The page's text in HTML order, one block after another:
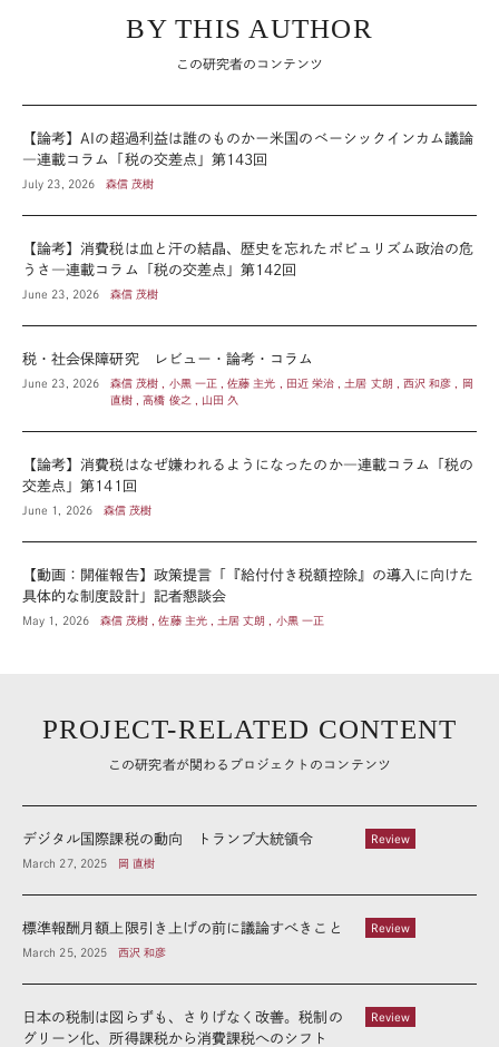
BY THIS AUTHOR
この研究者のコンテンツ
【論考】AIの超過利益は誰のものかー米国のベーシックインカム議論
―連載コラム「税の交差点」第143回
July 23, 2026 森信 茂樹
【論考】消費税は血と汗の結晶、歴史を忘れたポピュリズム政治の危
うさ―連載コラム「税の交差点」第142回
June 23, 2026 森信 茂樹
税・社会保障研究 レビュー・論考・コラム
June 23, 2026
森信 茂樹 , 小黒 一正 , 佐藤 主光 , 田近 栄治 , 土居 丈朗 , 西沢 和彦 , 岡
直樹 , 高橋 俊之 , 山田 久
【論考】消費税はなぜ嫌われるようになったのか―連載コラム「税の
交差点」第141回
June 1, 2026 森信 茂樹
【動画：開催報告】政策提言「『給付付き税額控除』の導入に向けた
具体的な制度設計」記者懇談会
May 1, 2026 森信 茂樹 , 佐藤 主光 , 土居 丈朗 , 小黒 一正
PROJECT-RELATED CONTENT
この研究者が関わるプロジェクトのコンテンツ
Review
デジタル国際課税の動向 トランプ大統領令
March 27, 2025 岡 直樹
Review
標準報酬月額上限引き上げの前に議論すべきこと
March 25, 2025 西沢 和彦
Review
日本の税制は図らずも、さりげなく改善。税制の
グリーン化、所得課税から消費課税へのシフト